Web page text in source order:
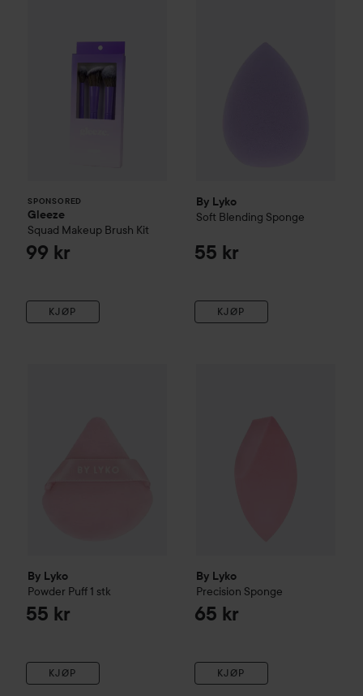
SPONSORED
Gleeze
Squad Makeup Brush Kit
99 kr
KJØP
By Lyko
Soft Blending Sponge
55 kr
KJØP
By Lyko
Powder Puff 1 stk
55 kr
KJØP
By Lyko
Precision Sponge
65 kr
KJØP